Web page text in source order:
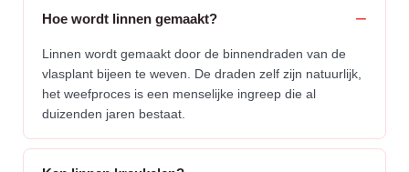
Hoe wordt linnen gemaakt?
Linnen wordt gemaakt door de binnendraden van de
vlasplant bijeen te weven. De draden zelf zijn natuurlijk,
het weefproces is een menselijke ingreep die al
duizenden jaren bestaat.